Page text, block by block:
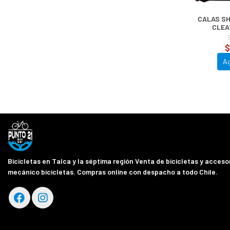
CALAS
Bicicletas en Talca y la séptima región Venta de bicicletas y
mecánico bicicletas. Compras online con despacho a todo Chile.